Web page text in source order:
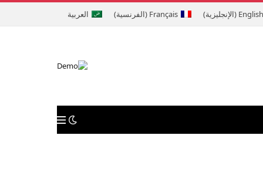
English
(الإنجليزية)
Français
(الفرنسية) العربية